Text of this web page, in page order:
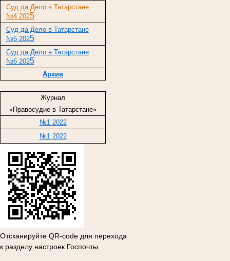
Суд да Дело в Татарстане
№4 2025
Суд да Дело в Татарстане
№5 2025
Суд да Дело в Татарстане
№6 2025
Архив
Журнал
«Правосудие в Татарстане»
№1 2022
№1 2022
Отсканируйте QR-code для перехода
к разделу настроек Госпочты